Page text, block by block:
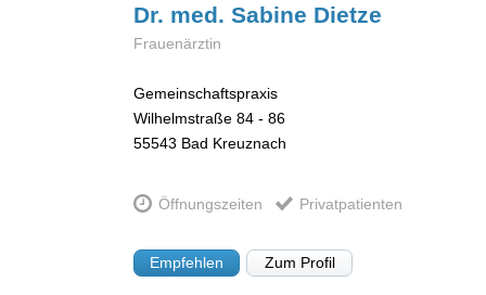
Dr. med. Sabine Dietze
Frauenärztin
Gemeinschaftspraxis
Wilhelmstraße 84 - 86
55543 Bad Kreuznach
Öffnungszeiten Privatpatienten
Empfehlen Zum Profil